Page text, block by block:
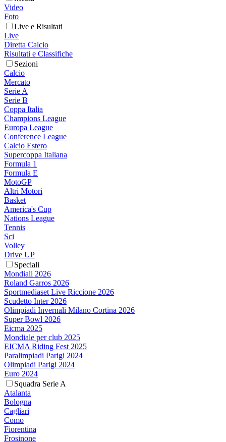
Video
Foto
Live e Risultati
Live
Diretta Calcio
Risultati e Classifiche
Sezioni
Calcio
Mercato
Serie A
Serie B
Coppa Italia
Champions League
Europa League
Conference League
Calcio Estero
Supercoppa Italiana
Formula 1
Formula E
MotoGP
Altri Motori
Basket
America's Cup
Nations League
Tennis
Sci
Volley
Drive UP
Speciali
Mondiali 2026
Roland Garros 2026
Sportmediaset Live Riccione 2026
Scudetto Inter 2026
Olimpiadi Invernali Milano Cortina 2026
Super Bowl 2026
Eicma 2025
Mondiale per club 2025
EICMA Riding Fest 2025
Paralimpiadi Parigi 2024
Olimpiadi Parigi 2024
Euro 2024
Squadra Serie A
Atalanta
Bologna
Cagliari
Como
Fiorentina
Frosinone